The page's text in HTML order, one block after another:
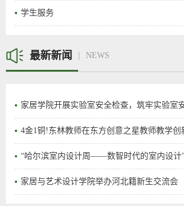
学生服务
最新新闻 NEWS
家居学院开展实验室安全检查，筑牢实验室
4金1铜!东林教师在东方创意之星教师教学创
“哈尔滨室内设计周——数智时代的室内设计
家居与艺术设计学院举办河北籍新生交流会